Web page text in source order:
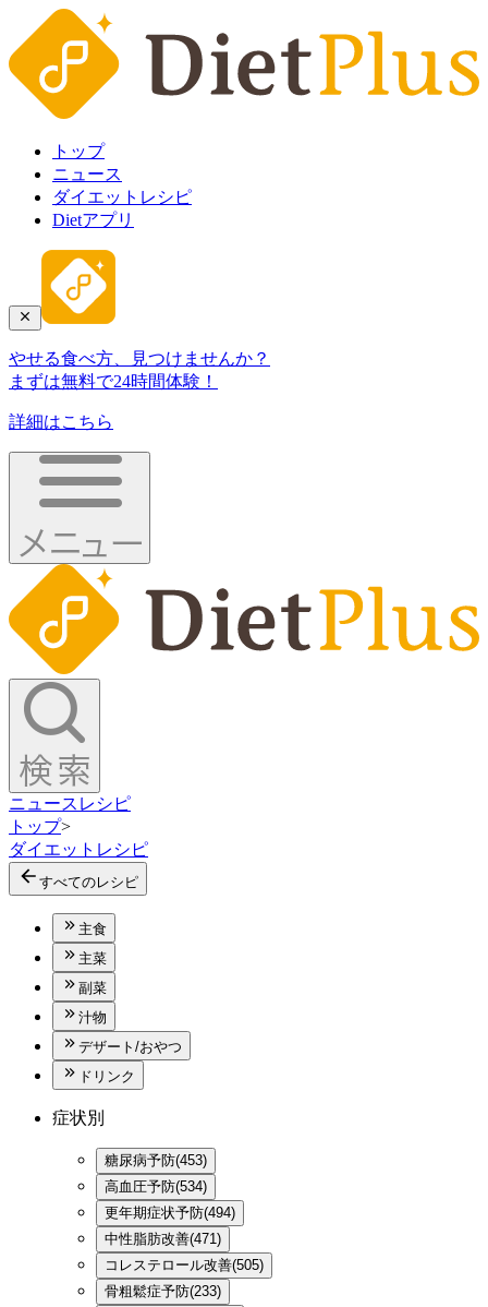
トップ
ニュース
ダイエットレシピ
Dietアプリ
やせる食べ方、見つけませんか？
まずは無料で24時間体験！
詳細はこちら
ニュース レシピ
トップ>
ダイエットレシピ
すべてのレシピ
主食
主菜
副菜
汁物
デザート/おやつ
ドリンク
症状別
糖尿病予防(453)
高血圧予防(534)
更年期症状予防(494)
中性脂肪改善(471)
コレステロール改善(505)
骨粗鬆症予防(233)